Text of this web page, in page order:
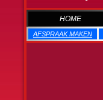
HOME
AFSPRAAK MAKEN